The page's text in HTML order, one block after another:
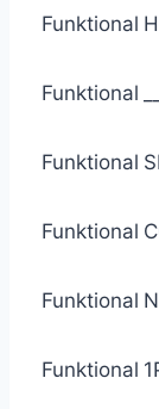
Funktional
Funktional
Funktional
Funktional
Funktional
Funktional